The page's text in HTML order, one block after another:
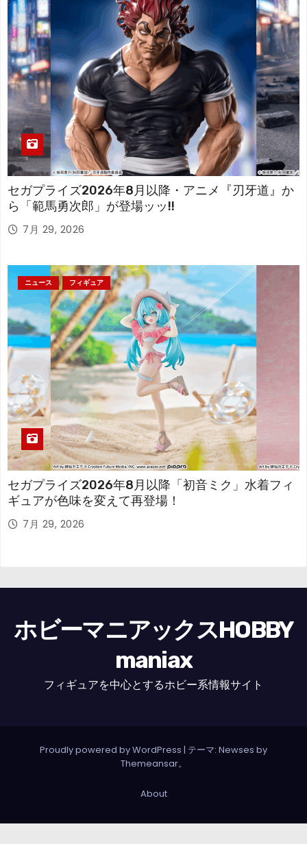
セガプライズ2026年8月以降・アニメ『刃牙道』か
ら「範馬勇次郎」が登場ッッ!!
7月 29, 2026
ニュース フィギュア
セガプライズ2026年8月以降「初音ミク」水着フィ
ギュアが色味を変えて再登場！
7月 29, 2026
ホビーマニアックスHOBBY
maniax
フィギュアを中心とするホビー系情報サイト
Proudly powered by WordPress | テーマ: Newses by
Themeansar。
About